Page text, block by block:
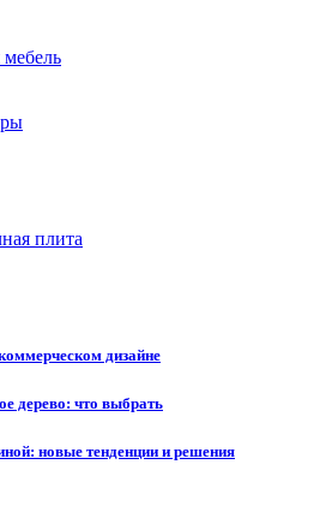
мебель
плита
дизайне
дерево: что выбрать
новые тенденции и решения